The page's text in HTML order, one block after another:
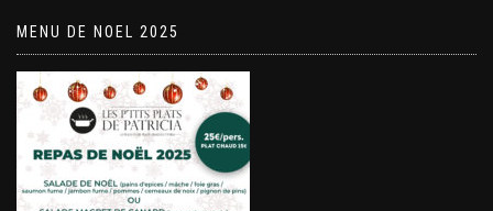
MENU DE NOEL 2025